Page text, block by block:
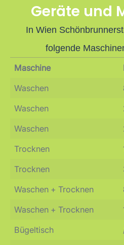
Geräte und
In Wien
folgende
Maschine
Waschen
Waschen
Waschen
Trocknen
Trocknen
Waschen + Trocknen
Waschen + Trocknen
Bügeltisch